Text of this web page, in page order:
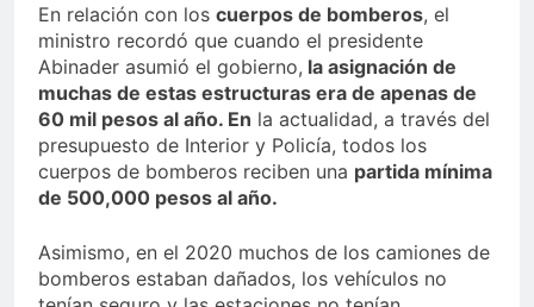
En relación con los cuerpos de bomberos, el
ministro recordó que cuando el presidente
Abinader asumió el gobierno, la asignación de
muchas de estas estructuras era de apenas de
60 mil pesos al año. En la actualidad, a través del
presupuesto de Interior y Policía, todos los
cuerpos de bomberos reciben una partida mínima
de 500,000 pesos al año.
Asimismo, en el 2020 muchos de los camiones de
bomberos estaban dañados, los vehículos no